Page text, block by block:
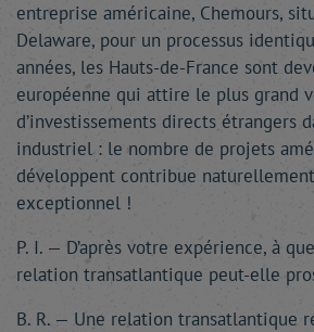
entreprise américaine, Chemours,
Delaware, pour un processus
années, les Hauts-de-France sont
européenne qui attire le plus grand
d’investissements directs étrangers
industriel : le nombre de projets
développent contribue
exceptionnel !
P. I. — D’après votre expérience, à
relation transatlantique peut-elle
B. R. — Une relation transatlantique